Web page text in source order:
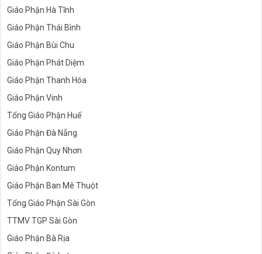
Giáo Phận Hà Tĩnh
Giáo Phận Thái Bình
Giáo Phận Bùi Chu
Giáo Phận Phát Diệm
Giáo Phận Thanh Hóa
Giáo Phận Vinh
Tổng Giáo Phận Huế
Giáo Phận Đà Nẵng
Giáo Phận Quy Nhơn
Giáo Phận Kontum
Giáo Phận Ban Mê Thuột
Tổng Giáo Phận Sài Gòn
TTMV TGP Sài Gòn
Giáo Phận Bà Rịa